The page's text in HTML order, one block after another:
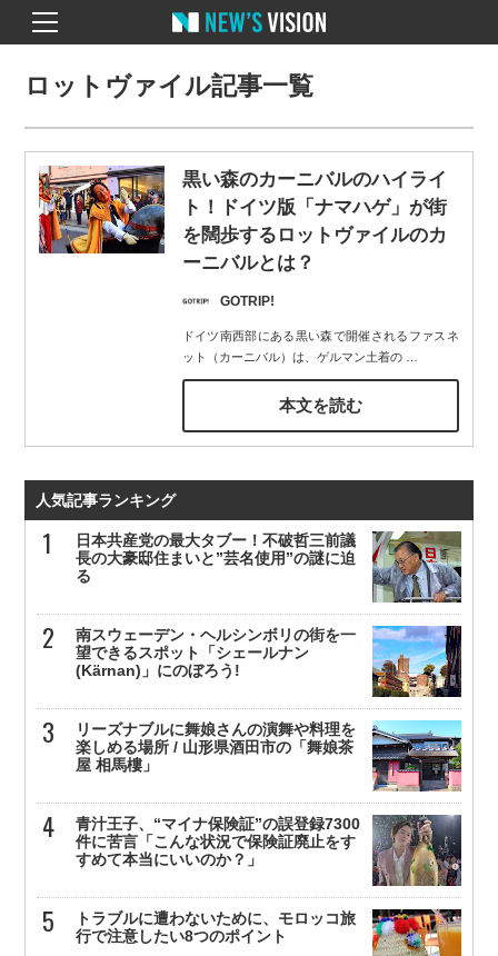
ロットヴァイル記事一覧
黒い森のカーニバルのハイライ
ト！ドイツ版「ナマハゲ」が街
を闊歩するロットヴァイルのカ
ーニバルとは？
GOTRIP!
ドイツ南西部にある黒い森で開催されるファスネ
ット（カーニバル）は、ゲルマン土着の…
本文を読む
人気記事ランキング
日本共産党の最大タブー！不破哲三前議
長の大豪邸住まいと”芸名使用”の謎に迫
る
南スウェーデン・ヘルシンボリの街を一
望できるスポット「シェールナン
(Kärnan)」にのぼろう!
リーズナブルに舞娘さんの演舞や料理を
楽しめる場所 / 山形県酒田市の「舞娘茶
屋 相馬樓」
青汁王子、“マイナ保険証”の誤登録7300
件に苦言「こんな状況で保険証廃止をす
すめて本当にいいのか？」
トラブルに遭わないために、モロッコ旅
行で注意したい8つのポイント